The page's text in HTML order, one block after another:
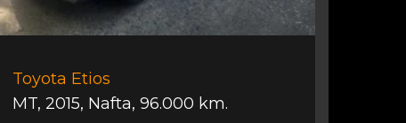
Toyota Etios
MT, 2015, Nafta, 96.000 km.